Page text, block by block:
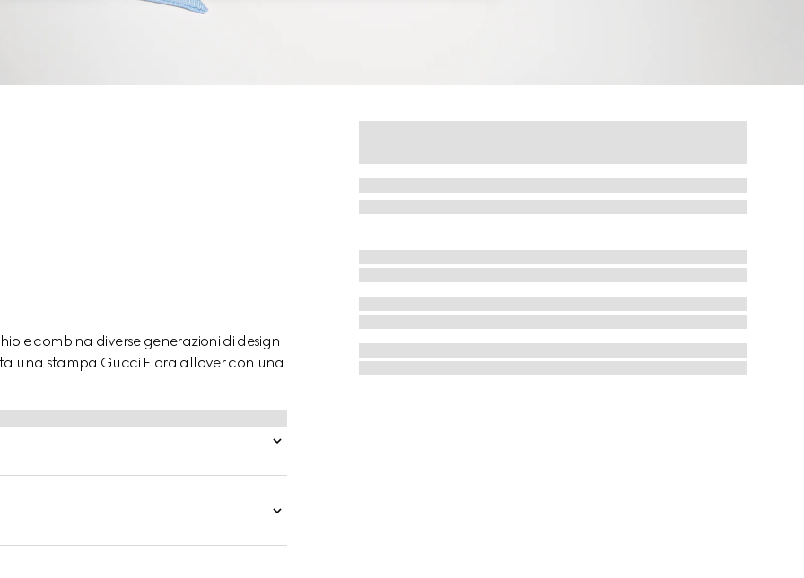
e combina diverse generazioni di design
una stampa Gucci Flora allover con una